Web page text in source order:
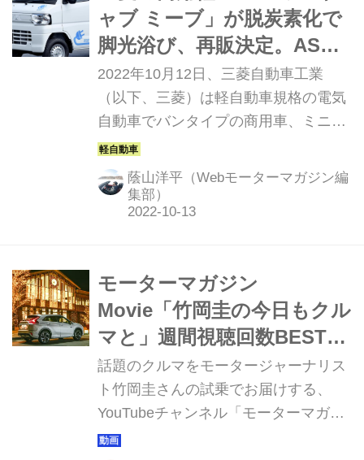
う。（以下の試乗記は、Motor
Magazine 2010年11月号より）
ャブ ミーブ」が脱炭素化で
脚光浴び、再販決定。ASC
やオートライト搭載など一
部改良も
2022年10月12日、三菱自動車工業
（以下、三菱）は軽自動車規格の電気
自動車でバンタイプの商用車、ミニキ
ャブ ミーブ（MINICAB MiEV）の販売
を2022年11月24日に再開することを
発表した。
蔭山洋平（Webモーターマガジン編
集部）
モーターマガジン
Movie「竹岡圭の今日もクル
マと」週間視聴回数BEST5
プラス1（2021年11月12日〜
11月18日）
話題のクルマをモータージャーナリス
ト竹岡圭さんの試乗でお届けする、
YouTubeチャンネル「モーターマガジ
ンMovie」の「竹岡圭の今日もクルマ